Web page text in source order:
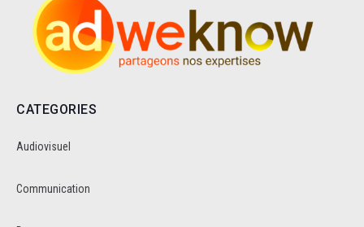
CATEGORIES
Audiovisuel
Communication